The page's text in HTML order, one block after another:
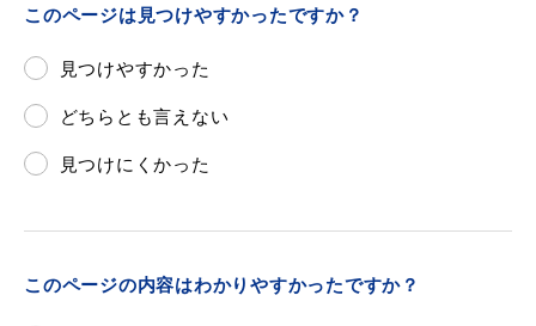
このページは見つけやすかったですか？
見つけやすかった
どちらとも言えない
見つけにくかった
このページの内容はわかりやすかったですか？